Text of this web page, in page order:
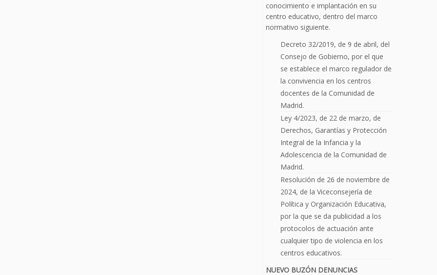
conocimiento e implantación en su
centro educativo, dentro del marco
normativo siguiente.
Decreto 32/2019, de 9 de abril, del
Consejo de Gobierno, por el que
se establece el marco regulador de
la convivencia en los centros
docentes de la Comunidad de
Madrid.
Ley 4/2023, de 22 de marzo, de
Derechos, Garantías y Protección
Integral de la Infancia y la
Adolescencia de la Comunidad de
Madrid.
Resolución de 26 de noviembre de
2024, de la Viceconsejería de
Política y Organización Educativa,
por la que se da publicidad a los
protocolos de actuación ante
cualquier tipo de violencia en los
centros educativos.
NUEVO BUZÓN DENUNCIAS